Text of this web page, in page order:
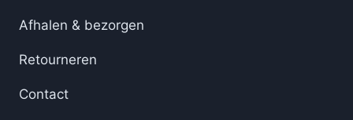
Afhalen & bezorgen
Retourneren
Contact